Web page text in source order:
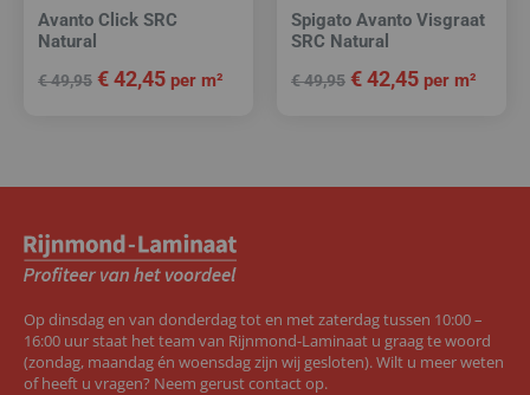
Avanto Click SRC
Natural
€49,95 €42,45 per m²
Spigato Avanto Visgraat
SRC Natural
€49,95 €42,45 per m²
Op dinsdag en van donderdag tot en met zaterdag tussen 10:00 –
16:00 uur staat het team van Rijnmond-Laminaat u graag te woord
(zondag, maandag én woensdag zijn wij gesloten). Wilt u meer weten
of heeft u vragen? Neem gerust contact op.